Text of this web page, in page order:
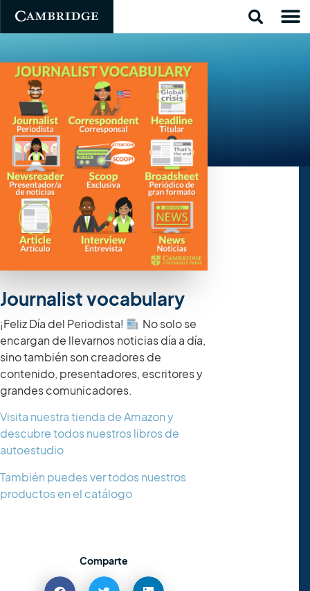
Journalist vocabulary
¡Feliz Día del Periodista!
No solo se
encargan de llevarnos noticias día a día,
sino también son creadores de
contenido, presentadores, escritores y
grandes comunicadores.
Visita nuestra tienda de Amazon y
descubre todos nuestros libros de
autoestudio
También puedes ver todos nuestros
productos en el catálogo
Comparte